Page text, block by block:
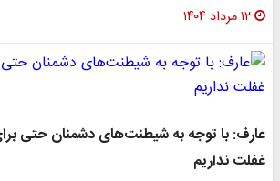
۱۲ مرداد ۱۴۰۴
عارف: با توجه به شیطنت‌های دشمنان حتی
غفلت نداریم